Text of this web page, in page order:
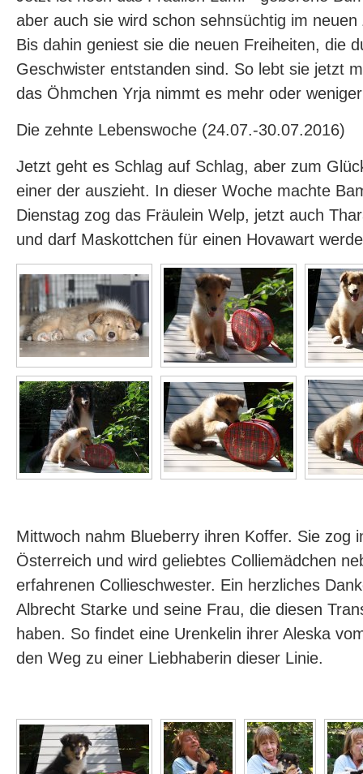
aber auch sie wird schon sehnsüchtig im
Bis dahin geniest sie die neuen Freiheiten, die
Geschwister entstanden sind. So lebt sie jetzt
das Öhmchen Yrja nimmt es mehr oder
Die zehnte Lebenswoche (24.07.-30.07.2016)
Jetzt geht es Schlag auf Schlag, aber zum
einer der auszieht. In dieser Woche machte
Dienstag zog das Fräulein Welp, jetzt auch
und darf Maskottchen für einen Hovawart
Mittwoch nahm Blueberry ihren Koffer. Sie zog
Österreich und wird geliebtes Colliemädchen
erfahrenen Collieschwester. Ein herzliches
Albrecht Starke und seine Frau, die diesen
haben. So findet eine Urenkelin ihrer Aleska
den Weg zu einer Liebhaberin dieser Linie.